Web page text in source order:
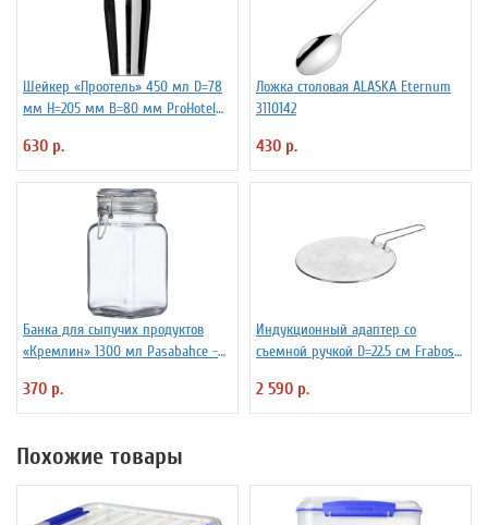
Шейкер «Проотель» 450 мл D=78
мм H=205 мм B=80 мм ProHotel
630 р.
Ложка столовая ALASKA Eternum
3110142
430 р.
Банка для сыпучих продуктов
«Кремлин» 1300 мл Pasabahce -
370 р.
Индукционный адаптер со
съемной ручкой D=22.5 см Frabosk
2 590 р.
Похожие товары